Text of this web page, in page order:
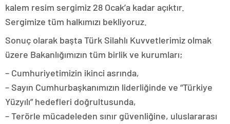
kalem resim sergimiz 28 Ocak’a kadar açıktır.
Sergimize tüm halkımızı bekliyoruz.
Sonuç olarak başta Türk Silahlı Kuvvetlerimiz olmak
üzere Bakanlığımızın tüm birlik ve kurumları;
– Cumhuriyetimizin ikinci asrında,
– Sayın Cumhurbaşkanımızın liderliğinde ve “Türkiye
Yüzyılı” hedefleri doğrultusunda,
– Terörle mücadeleden sınır güvenliğine, uluslararası